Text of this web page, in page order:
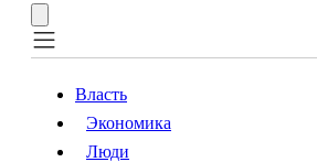
Власть
Власть
Экономика
Люди